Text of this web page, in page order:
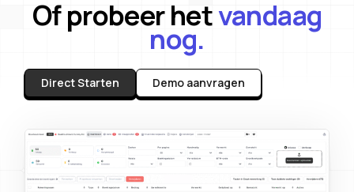
Of probeer hetvandaag
nog.
Direct Starten Demo aanvragen